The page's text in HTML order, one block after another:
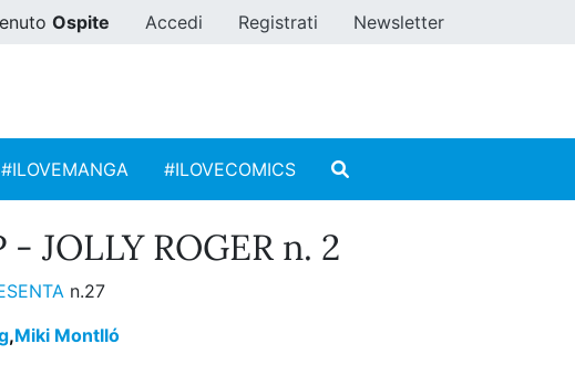
Ospite Accedi Registrati Newsletter
#ILOVEMANGA #ILOVECOMICS
- JOLLY ROGER n. 2
n.27
,Miki Montlló